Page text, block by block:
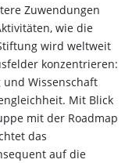
Zuwendungen
wie die
wird weltweit
konzentrieren:
und Wissenschaft
Mit Blick
mit der Roadmap
das
auf die